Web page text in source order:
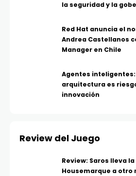
la seguridad y la
Red Hat anuncia el
Andrea Castellanos
Manager en Chile
Agentes
arquitectura es
innovación
Review del Juego
Review: Saros lleva
Housemarque a otro